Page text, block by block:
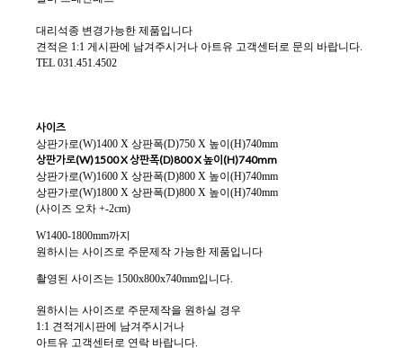
대리석종 변경가능한 제품입니다
견적은 1:1 게시판에 남겨주시거나 아트유 고객센터로 문의 바랍니다.
TEL 031.451.4502
사이즈
상판가로(W)1400 X 상판폭(D)750 X 높이(H)740mm
상판가로(W)1500 X 상판폭(D)800 X 높이(H)740mm
상판가로(W)1600 X 상판폭(D)800 X 높이(H)740mm
상판가로(W)1800 X 상판폭(D)800 X 높이(H)740mm
(사이즈 오차 +-2cm)
W1400-1800mm까지
원하시는 사이즈로 주문제작 가능한 제품입니다
촬영된 사이즈는 1500x800x740mm입니다.
원하시는 사이즈로 주문제작을 원하실 경우
1:1 견적게시판에 남겨주시거나
아트유 고객센터로 연락 바랍니다.